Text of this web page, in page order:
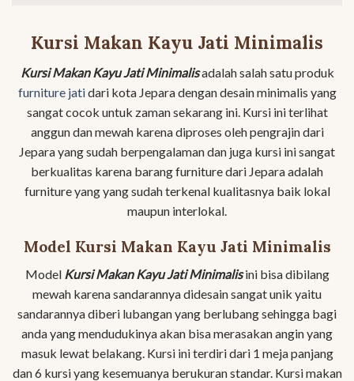
Kursi Makan Kayu Jati Minimalis
Kursi Makan Kayu Jati Minimalisadalah salah satu produk
furniture jatidari kota Jepara dengan desain minimalis yang
sangat cocok untuk zaman sekarang ini. Kursi ini terlihat
anggun dan mewah karena diproses oleh pengrajin dari
Jepara yang sudah berpengalaman dan juga kursi ini sangat
berkualitas karena barang furniture dari Jepara adalah
furniture yang yang sudah terkenal kualitasnya baik lokal
maupun interlokal.
Model Kursi Makan Kayu Jati Minimalis
Model Kursi Makan Kayu Jati Minimalisini bisa dibilang
mewah karena sandarannya didesain sangat unik yaitu
sandarannya diberi lubangan yang berlubang sehingga bagi
anda yang mendudukinya akan bisa merasakan angin yang
masuk lewat belakang. Kursi ini terdiri dari 1 meja panjang
dan 6 kursi yang kesemuanya berukuran standar. Kursi makan